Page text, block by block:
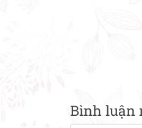
Bình luận